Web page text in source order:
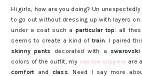
Hi girls, how are you doing? Un
to go out without dressing up with layers on
under a coat such a particular top: all
seems to create a kind oftrain . I paired
skinny pants
decorated with a
colors of the outfit, my cap toe slippers are
comfort and class . Need I say more